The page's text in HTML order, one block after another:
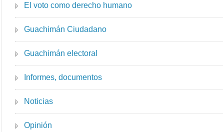
El voto como derecho humano
Guachimán Ciudadano
Guachimán electoral
Informes, documentos
Noticias
Opinión